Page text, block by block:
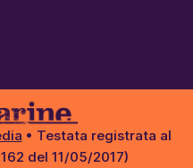
• Testata registrata al
del 11/05/2017)